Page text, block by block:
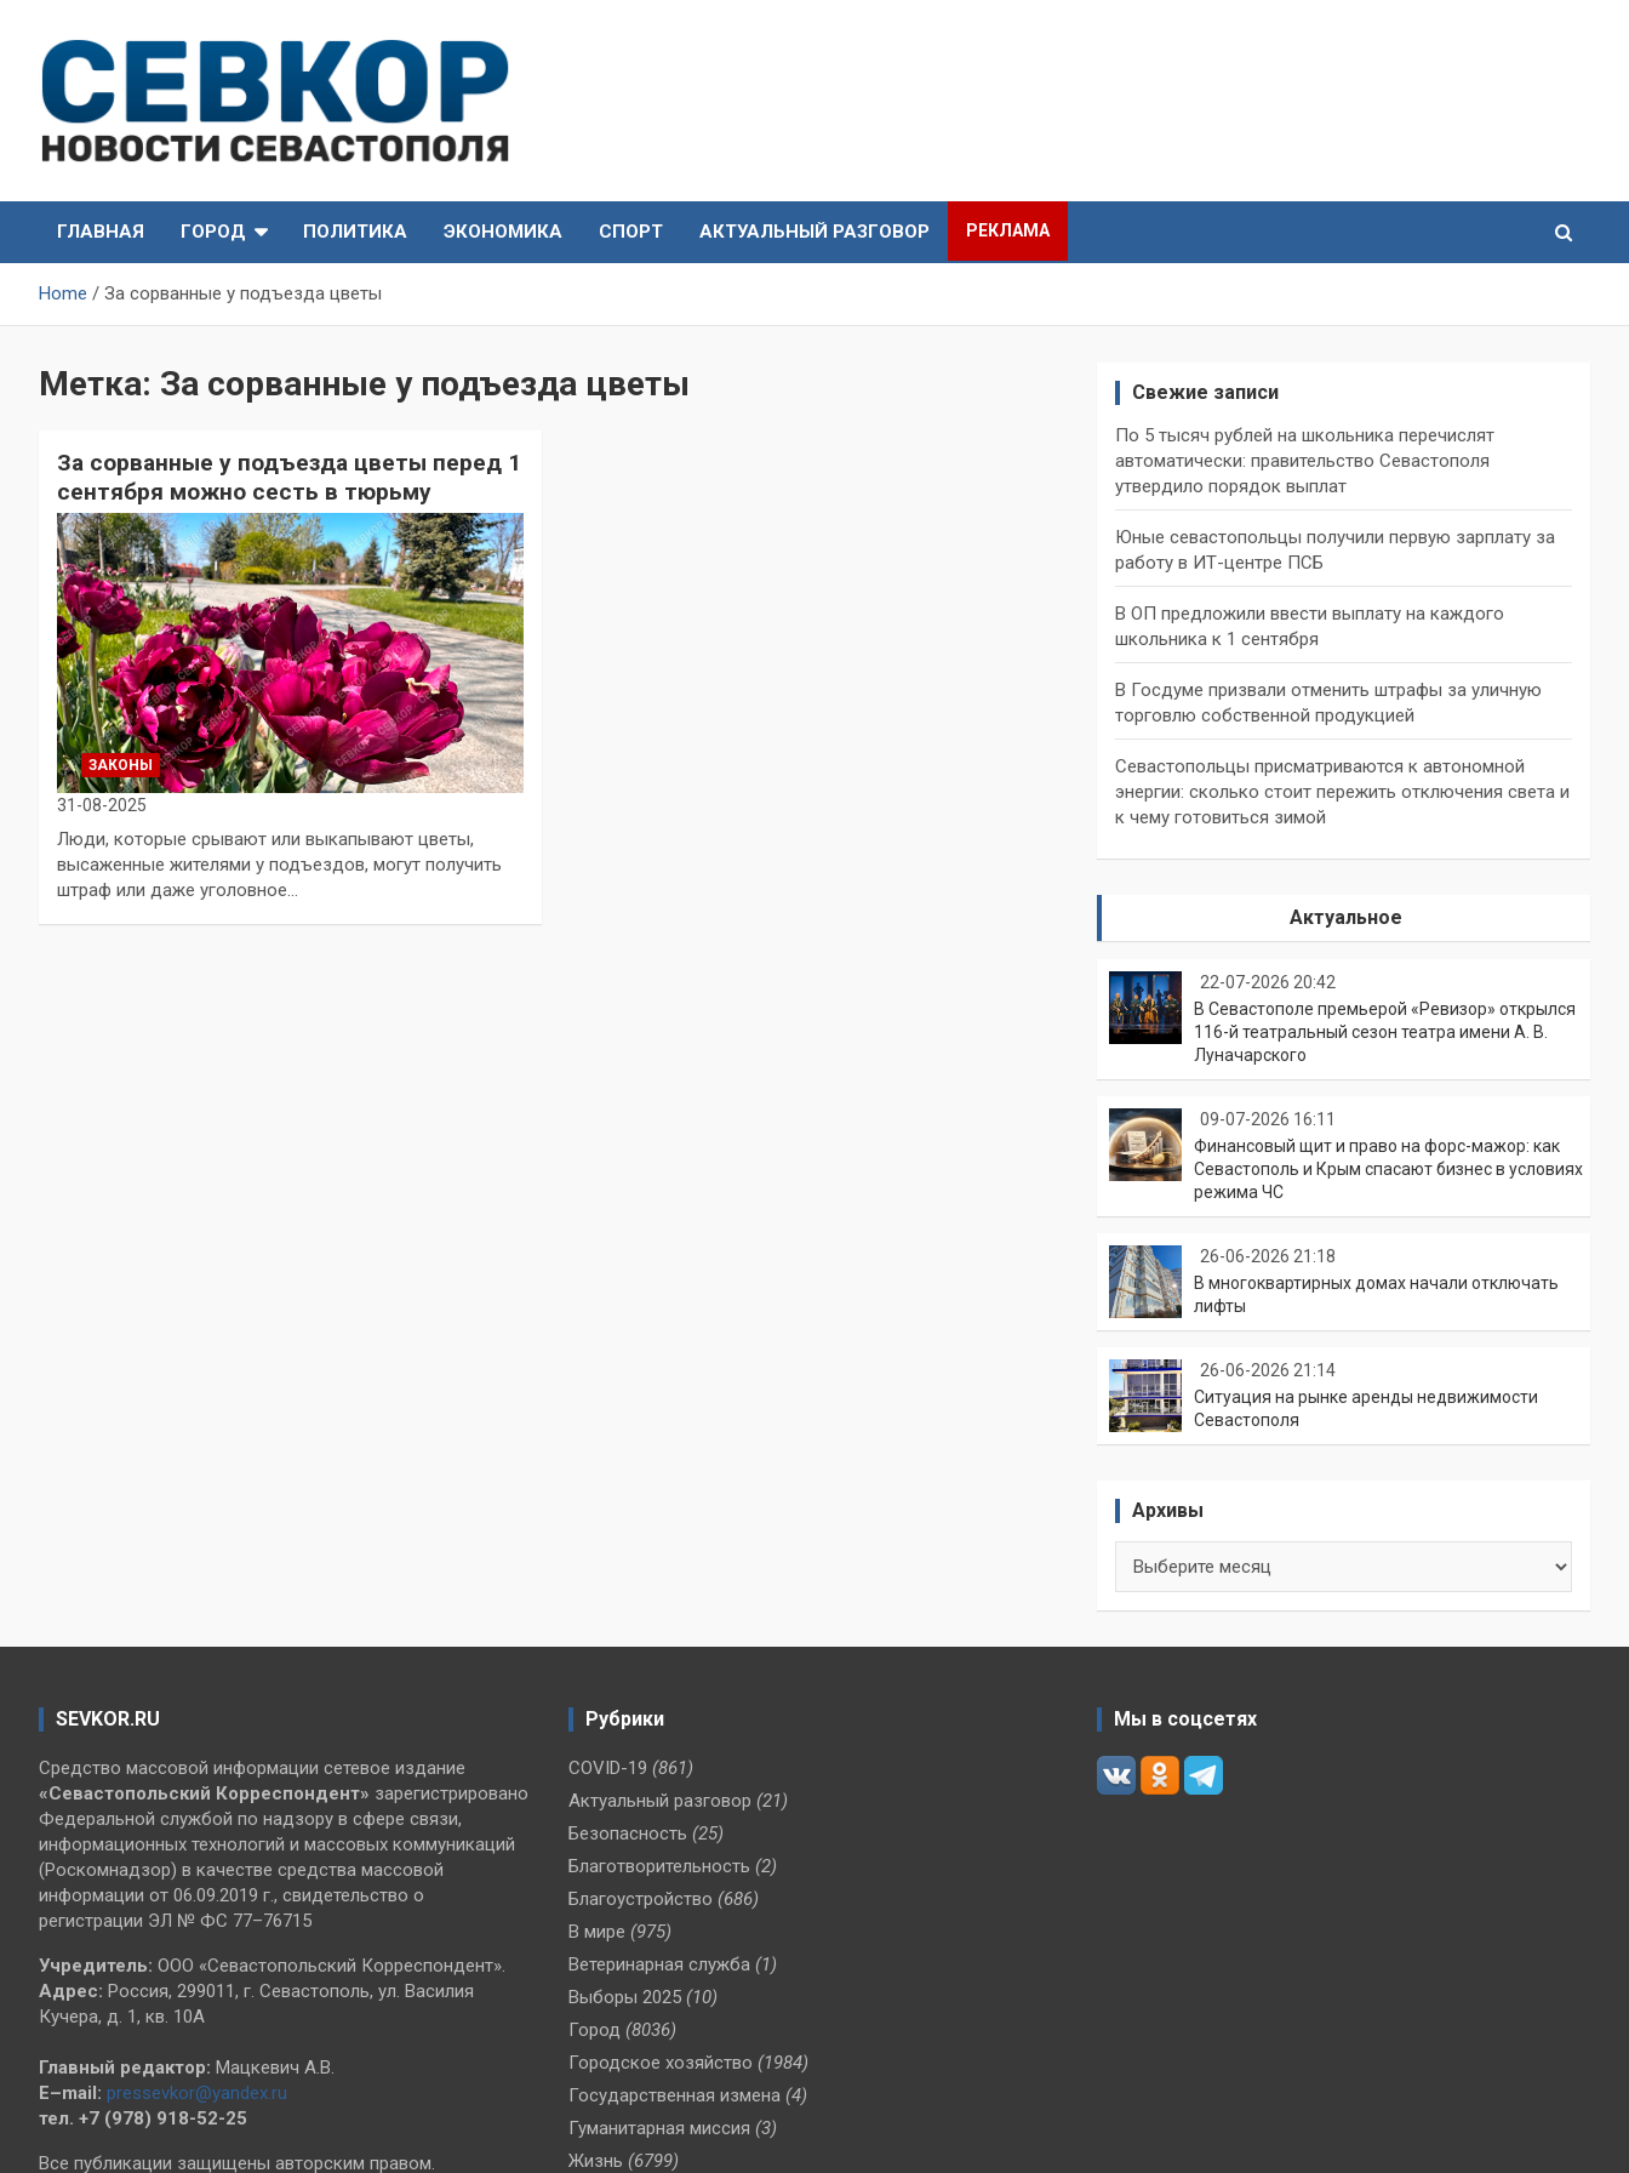
content
СевКор — Новости
Севастополя
Севастополя
ГЛАВНАЯ
ГОРОД ПОЛИТИКА ЭКОНОМИКА СПОРТ АКТУАЛЬНЫЙ РАЗГОВОР РЕКЛАМА
Home За сорванные у подъезда цветы
Метка: За сорванные у подъезда цветы
За сорванные у подъезда цветы перед 1
сентября можно сесть в тюрьму
ЗАКОНЫ
31-08-2025
Люди, которые срывают или выкапывают цветы,
высаженные жителями у подъездов, могут получить
штраф или даже уголовное…
Свежие записи
По 5 тысяч рублей на школьника перечислят
автоматически: правительство Севастополя
утвердило порядок выплат
Юные севастопольцы получили первую зарплату за
работу в ИТ-центре ПСБ
В ОП предложили ввести выплату на каждого
школьника к 1 сентября
В Госдуме призвали отменить штрафы за уличную
торговлю собственной продукцией
Севастопольцы присматриваются к автономной
энергии: сколько стоит пережить отключения света и
к чему готовиться зимой
Актуальное
22-07-2026 20:42
В Севастополе премьерой «Ревизор» открылся
116-й театральный сезон театра имени А. В.
Луначарского
09-07-2026 16:11
Финансовый щит и право на форс-мажор: как
Севастополь и Крым спасают бизнес в условиях
режима ЧС
26-06-2026 21:18
В многоквартирных домах начали отключать
лифты
26-06-2026 21:14
Ситуация на рынке аренды недвижимости
Севастополя
Архивы
SEVKOR.RU
Средство массовой информации сетевое издание
«Севастопольский Корреспондент» зарегистрировано
Федеральной службой по надзору в сфере связи,
информационных технологий и массовых коммуникаций
(Роскомнадзор) в качестве средства массовой
информации от 06.09.2019 г., свидетельство о
регистрации ЭЛ № ФС 77–76715
Учредитель: ООО «Севастопольский Корреспондент».
Адрес: Россия, 299011, г. Севастополь, ул. Василия
Кучера, д. 1, кв. 10А
Главный редактор: Мацкевич А.В.
E–mail: pressevkor@yandex.ru
тел. +7 (978) 918-52-25
Все публикации защищены авторским правом.
Рубрики
COVID-19 (861)
Актуальный разговор (21)
Безопасность (25)
Благотворительность (2)
Благоустройство (686)
В мире (975)
Ветеринарная служба (1)
Выборы 2025 (10)
Город (8036)
Городское хозяйство (1984)
Государственная измена (4)
Гуманитарная миссия (3)
Жизнь (6799)
Мы в соцсетях